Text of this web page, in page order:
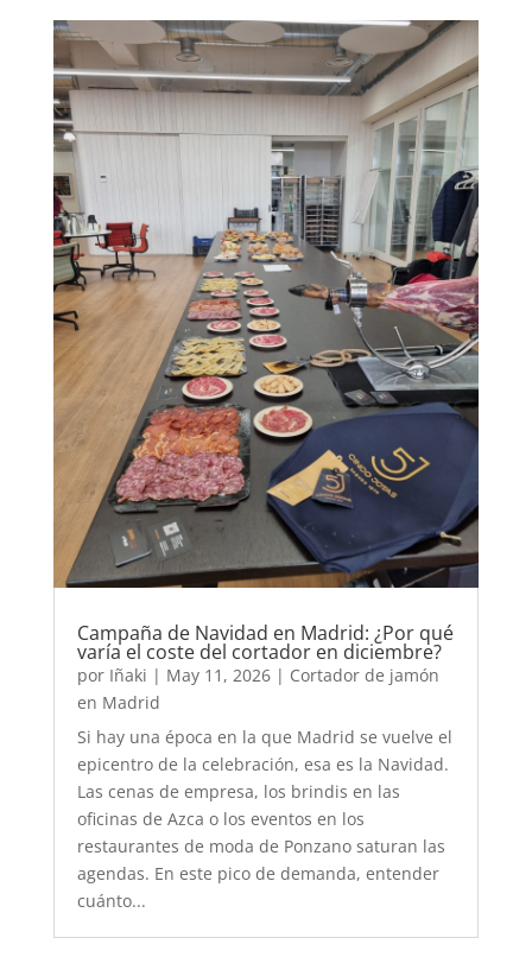
Campaña de Navidad en Madrid: ¿Por qué
varía el coste del cortador en diciembre?
por Iñaki | May 11, 2026| Cortador de jamón
en Madrid
Si hay una época en la que Madrid se vuelve el
epicentro de la celebración, esa es la Navidad.
Las cenas de empresa, los brindis en las
oficinas de Azca o los eventos en los
restaurantes de moda de Ponzano saturan las
agendas. En este pico de demanda, entender
cuánto...